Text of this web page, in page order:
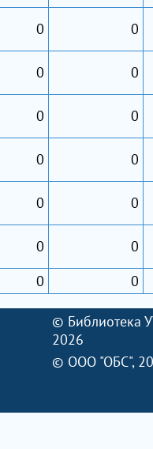
0
0
0
0
0 0
0
0
0
0
0
0
0 0
© Библиотека
2026
© ООО "ОБС",